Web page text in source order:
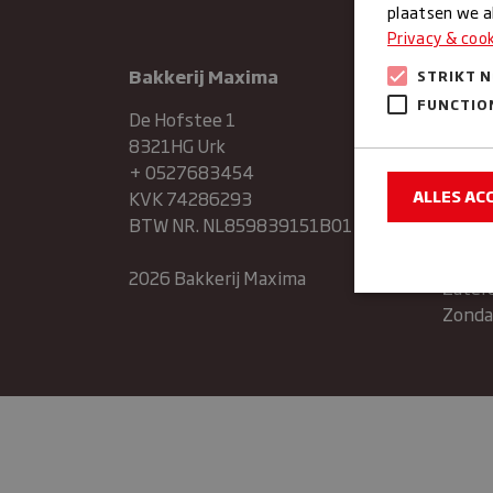
Bakkerij Maxima
De Hofstee 1
8321HG Urk
+ 0527683454
KVK 74286293
BTW NR. NL859839151B01
2026 Bakkerij Maxima
plaatsen we
Privacy &
STRIKT
ALLES